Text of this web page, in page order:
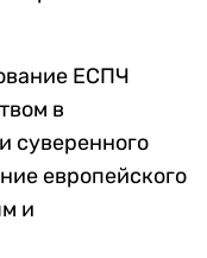
ЕСПЧ
в
суверенного
европейского
и